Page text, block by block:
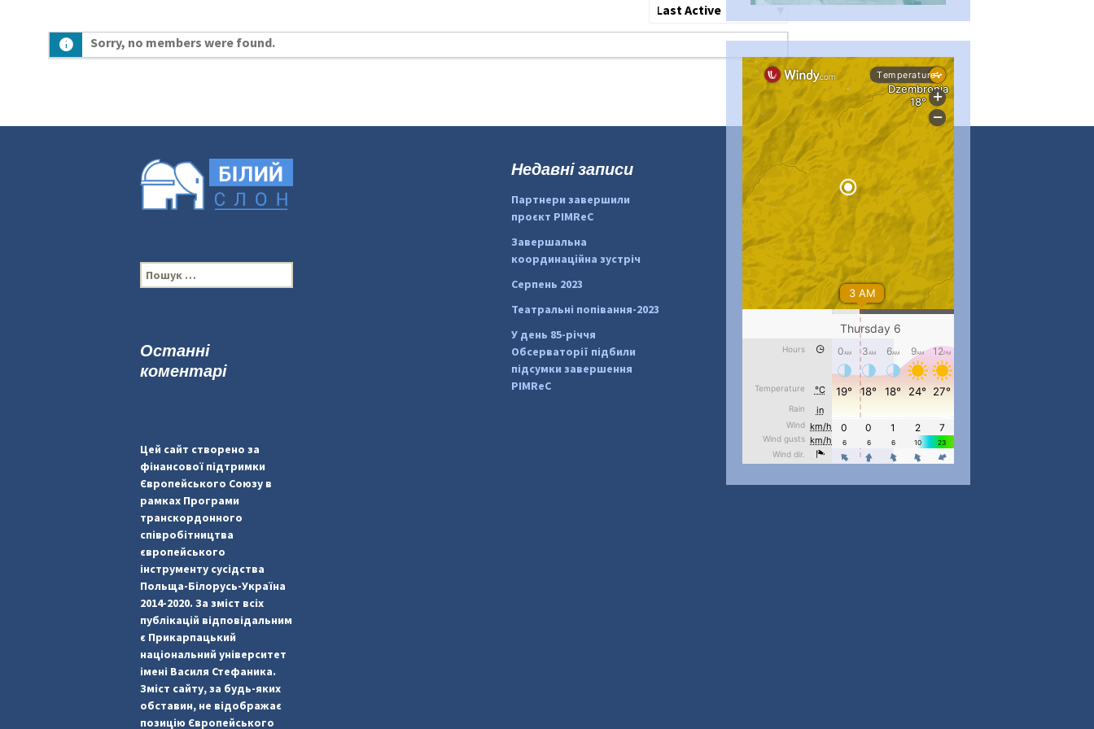
Show:
Sorry, no members were found.
#PipIvanToday...
pimrec_project
#PipIvanToday ...
pimrec_project
П
о
:
Недавні записи
Партнери завершили
проєкт PIMReC
Завершальна
координаційна зустріч
Серпень 2023
Театральні попівання-2023
У день 85-річчя
Обсерваторії підбили
підсумки завершення
PIMReC
Останні
коментарі
Цей сайт створено за
фінансової підтримки
Європейського Союзу в
рамках Програми
транскордонного
співробітництва
європейського
інструменту сусідства
Польща-Білорусь-Україна
2014-2020. За зміст всіх
публікацій відповідальним
є Прикарпацький
національний університет
імені Василя Стефаника.
Зміст сайту, за будь-яких
обставин, не відображає
позицію Європейського